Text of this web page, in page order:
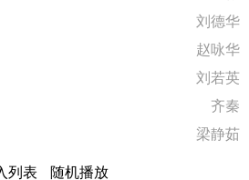
刘德华
赵咏华
刘若英
齐秦
梁静茹
列表 随机播放